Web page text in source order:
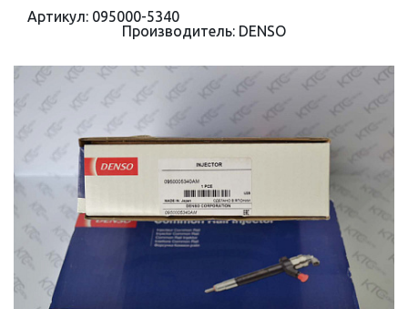
Артикул: 095000-5340
Производитель: DENSO